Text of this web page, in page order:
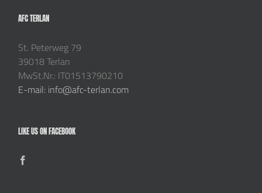
AFC TERLAN
St. Peterweg 79
39018 Terlan
MwSt.Nr.: IT01513790210
E-mail: info@afc-terlan.com
LIKE US ON FACEBOOK